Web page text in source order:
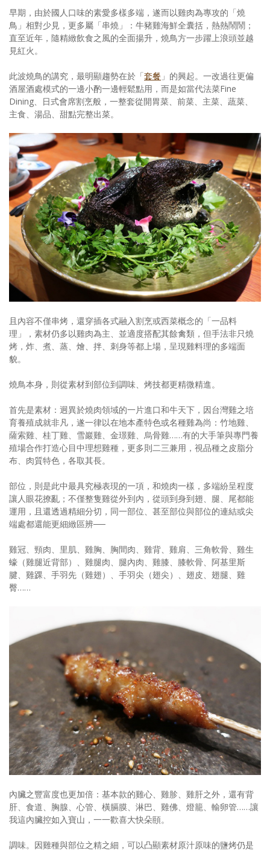
訂閱電子報
早期，由於國人口味的素愛多樣多端，遂而以雞肉為專攻的「燒
鳥」相對少見，更多屬「串燒」：牛豬雞海鮮全囊括，熱熱鬧鬧；
直至近年，隨精緻飲食之風的全面揚升，燒鳥方一步躍上浪頭並越
見紅火。
此波燒鳥的講究，最明顯趨勢在於「套餐 」的興起。一改過往更偏
酒屋酒處模式的一邊小酌一邊輕鬆點用，而是如當代法菜Fine
Dining、日式會席割烹般，一整套從開胃菜、前菜、主菜、蔬菜、
主食、湯品、甜點完整出菜。
且內容不僅串烤，還穿插各式融入割烹或西菜概念的「一品料
理」，素材仍多以雞肉為主、並適度搭配其餘禽類，但手法非只燒
烤，炸、煮、蒸、燴、拌、刺身等都上場，呈現雞料理的多端面
貌。
燒鳥本身，則從素材到部位到調味、烤技都更精微精進。
首先是素材：迥異於燒肉領域的一片進口和牛天下，因台灣雞之培
育養殖成就非凡，遂一律以在地本產特色或名種雞為尚：竹地雞、
薩索雞、桂丁雞、雪巖雞、金璟雞、烏骨雞……有的大手筆與專門養
殖場合作打造心目中理想雞種，更多則二三兼用，視品種之皮脂分
布、肉質特色，各取其長。
部位，則是此中最具究極表現的一項，和燒肉一樣，多端紛呈程度
讓人眼花撩亂；不僅整隻雞從外到內，從頭到身到翅、腿、尾都能
運用，且還透過精細分切，同一部位、甚至部位與部位的連結或尖
端處都還能更細緻區辨──
雞冠、頸肉、里肌、雞胸、胸間肉、雞背、雞肩、三角軟骨、雞生
蠔（雞腿近背部）、雞腿肉、腿內肉、雞膝、膝軟骨、阿基里斯
腱、雞踝、手羽先（雞翅）、手羽尖（翅尖）、翅皮、翅腿、雞
臀……
內臟之豐富度也更加倍：基本款的雞心、雞胗、雞肝之外，還有背
肝、食道、胸腺、心管、橫膈膜、淋巴、雞佛、燈籠、輸卵管……讓
我這內臟控如入寶山，一一歡喜大快朵頤。
調味。因雞種與部位之精之細，可以凸顯素材原汁原味的鹽烤仍是